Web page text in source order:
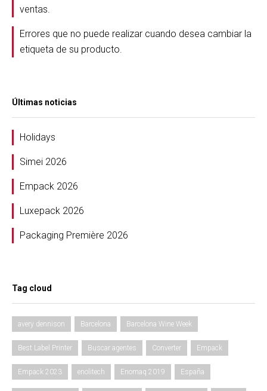
ventas.
Errores que no puede realizar cuando desea cambiar la
etiqueta de su producto.
Últimas noticias
Holidays
Simei 2026
Empack 2026
Luxepack 2026
Packaging Première 2026
Tag cloud
avery dennison Barcelona Barcelona Wine Week
Best Label Printer Buscar agentes Converter Empack
Empack 2023 enolitech Enomaq 2019 España